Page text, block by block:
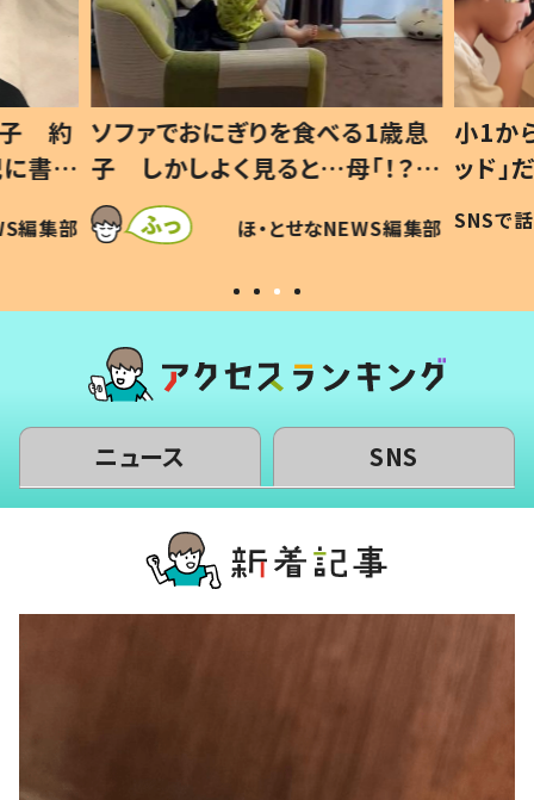
歳息
？」
編集部
小1から不登校、息子は「ギフテ
ッド」だった 父が“ウチ給食”を
作り続ける理由とは #令和の親
#令和の子
SNSで話題 ほ・とせなNEWS編集部
ひ孫
が、抱
「涙
い」
ニュース SNS